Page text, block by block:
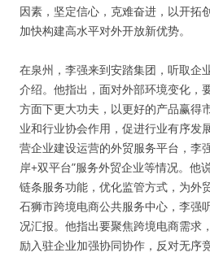
因素，坚定信心，克难奋进，以开拓
加快构建高水平对外开放新优势。
在泉州，李强来到安踏集团，听取企
介绍。他指出，面对外部环境变化，
方面下更大功夫，以更好的产品赢得
业和行业协会作用，促进行业有序发
营企业建设运营的外贸服务平台，李
岸+双平台”服务外贸企业等情况。他
链条服务功能，优化监管方式，为外
石狮市跨境电商公共服务中心，李强
况汇报。他指出要聚焦跨境电商需求
励入驻企业加强协同协作，反对无序